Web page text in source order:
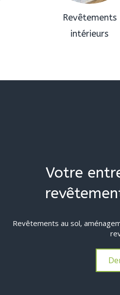
Revêtements
intérieurs
Votre
Revêtements au sol,